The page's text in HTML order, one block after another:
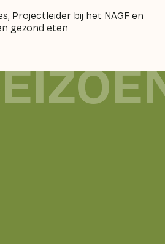
Projectleider bij het NAGF en
gezond eten.